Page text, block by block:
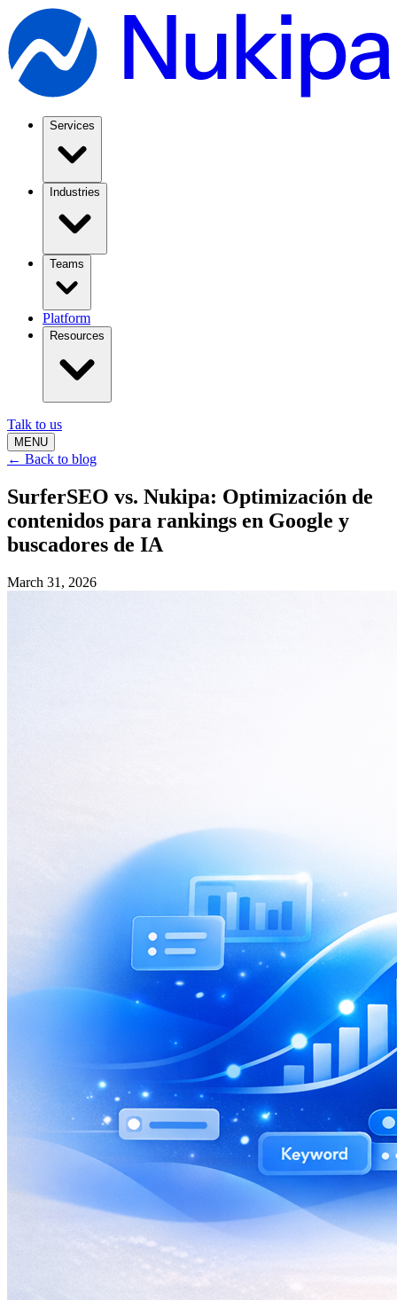
Services
Industries
Teams
Platform
Resources
Talk to us
MENU
← Back to blog
SurferSEO vs. Nukipa: Optimización de
contenidos para rankings en Google y
buscadores de IA
March 31, 2026